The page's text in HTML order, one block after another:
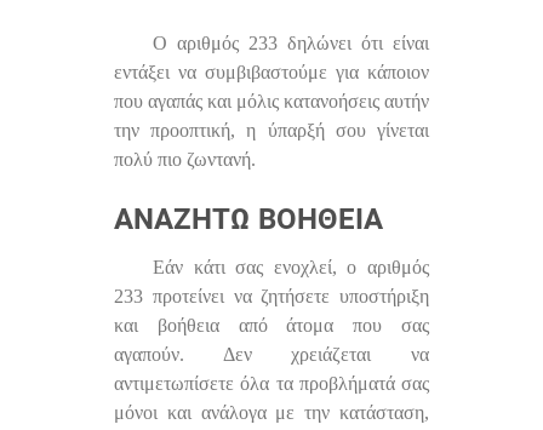
Ο αριθμός 233 δηλώνει ότι είναι
εντάξει να συμβιβαστούμε για κάποιον
που αγαπάς και μόλις κατανοήσεις αυτήν
την προοπτική, η ύπαρξή σου γίνεται
πολύ πιο ζωντανή.
ΑΝΑΖΗΤΏ ΒΟΉΘΕΙΑ
Εάν κάτι σας ενοχλεί, ο αριθμός
233 προτείνει να ζητήσετε υποστήριξη
και βοήθεια από άτομα που σας
αγαπούν. Δεν χρειάζεται να
αντιμετωπίσετε όλα τα προβλήματά σας
μόνοι και ανάλογα με την κατάσταση,